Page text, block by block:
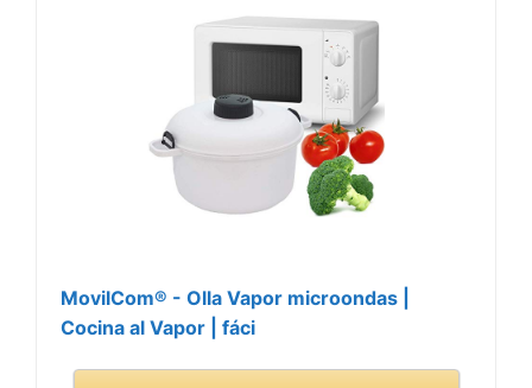
cocinar de forma sana,
sencilla sin aceite y
al vapor en el microondas
usando nuestra olla
horno con microondas.
Pasta, judías y Otro. Tapa
Ventilación. capacidad:
2,85 litros. incluye Una
cómoda taza graduada
(capacidad 175 ML).
incluye Una Cuchara.
CARACTERÍSTICAS
>
MovilCom® - Olla Vapor microondas |
Cocina al Vapor | fáci